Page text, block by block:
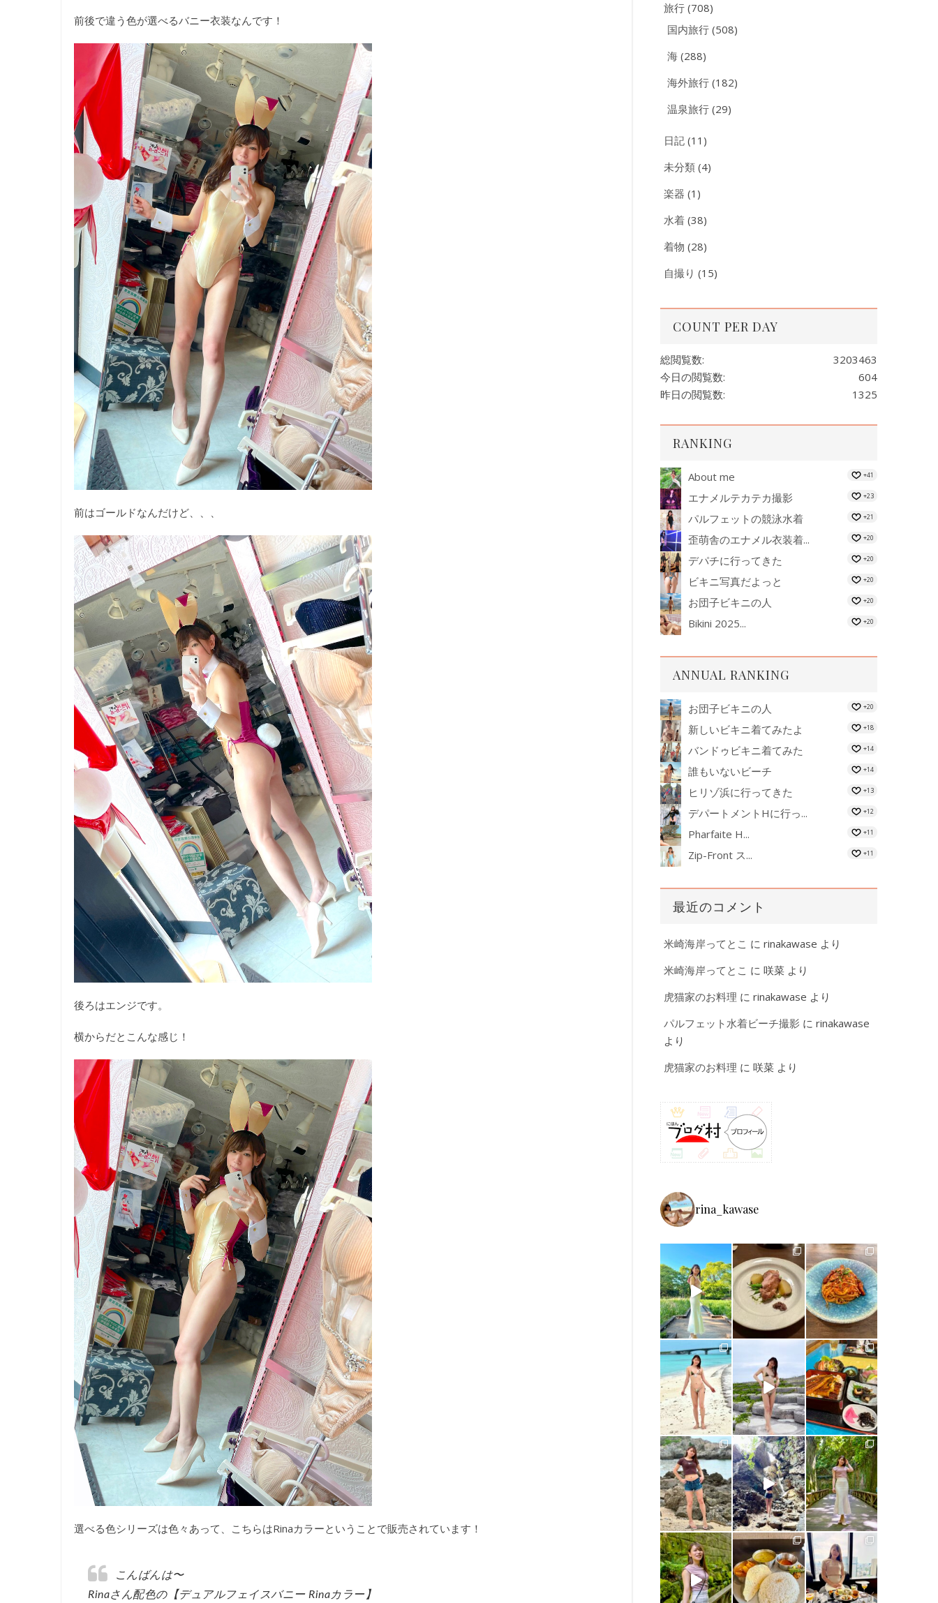
前後で違う色が選べるバニー衣装なんです！
前はゴールドなんだけど、、、
後ろはエンジです。
横からだとこんな感じ！
選べる色シリーズは色々あって、こちらはRinaカラーということで販売されています！
こんばんは〜
Rinaさん配色の【デュアルフェイスバニー Rinaカラー】
旅行 (708)
国内旅行 (508)
海 (288)
海外旅行 (182)
温泉旅行 (29)
日記 (11)
未分類 (4)
楽器 (1)
水着 (38)
着物 (28)
自撮り (15)
COUNT PER DAY
3203463
総閲覧数:
604
今日の閲覧数:
1325
昨日の閲覧数:
RANKING
About me +41
エナメルテカテカ撮影 +23
パルフェットの競泳水着 +21
歪萌舎のエナメル衣装着... +20
デパチに行ってきた +20
ビキニ写真だよっと +20
お団子ビキニの人 +20
Bikini 2025... +20
ANNUAL RANKING
お団子ビキニの人 +20
新しいビキニ着てみたよ +18
バンドゥビキニ着てみた +14
誰もいないビーチ +14
ヒリゾ浜に行ってきた +13
デパートメントHに行っ... +12
Pharfaite H... +11
Zip-Front ス... +11
最近のコメント
米崎海岸ってとこ に rinakawase より
米崎海岸ってとこ に 咲菜 より
虎猫家のお料理 に rinakawase より
パルフェット水着ビーチ撮影 に rinakawase
より
虎猫家のお料理 に 咲菜 より
rina_kawase